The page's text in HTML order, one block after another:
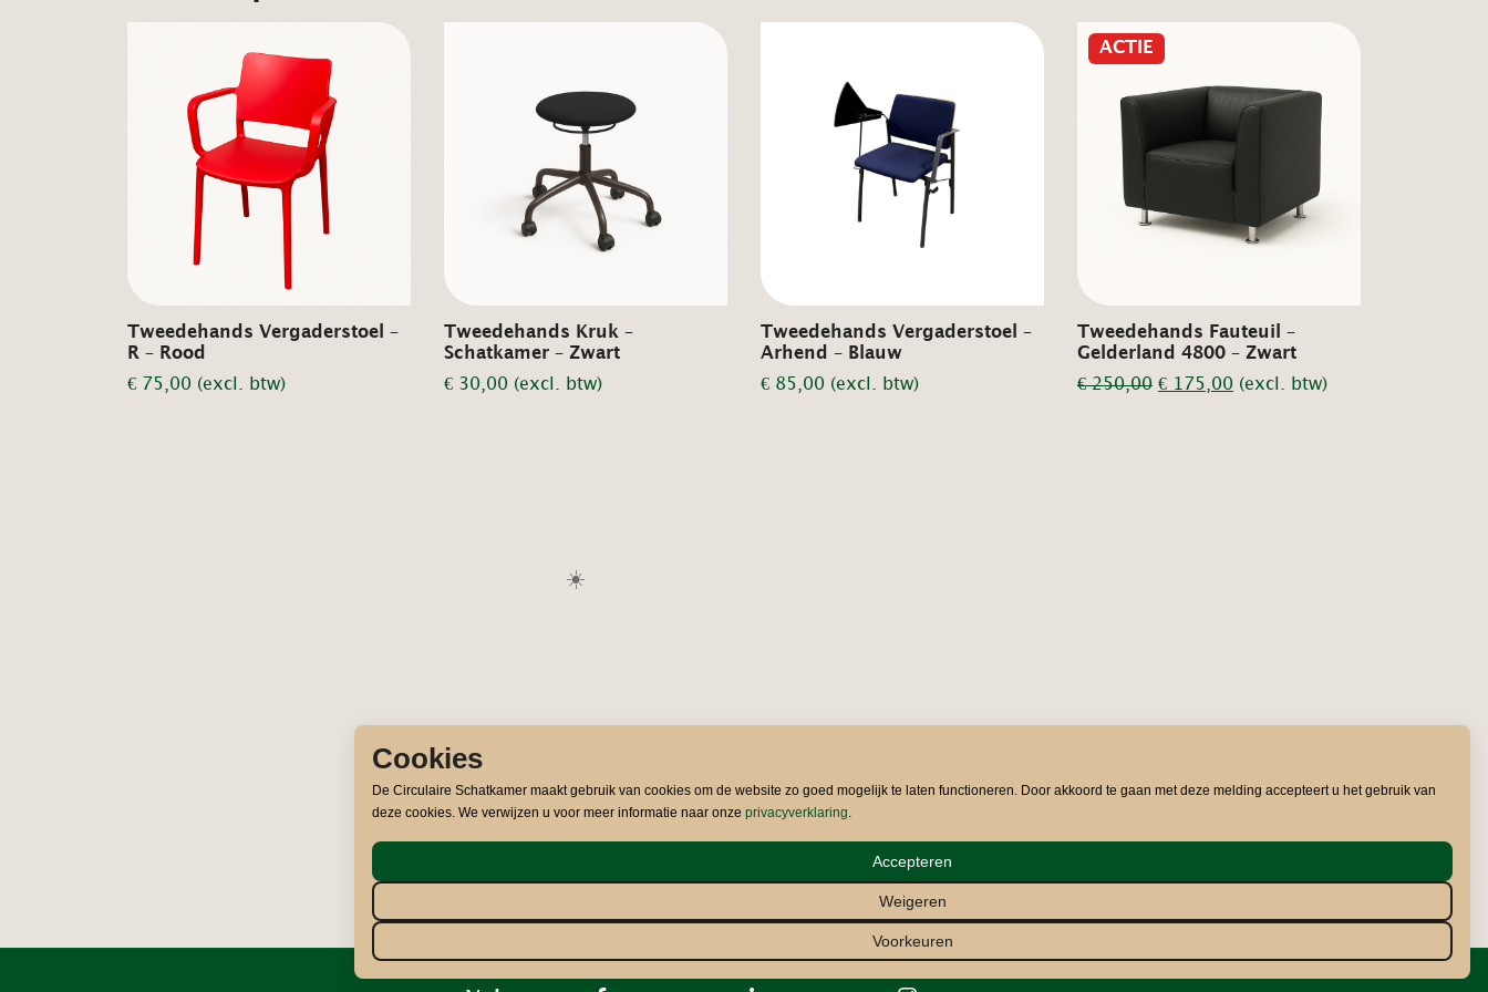
Tweedehands Vergaderstoel –
R – Rood
€ 75,00 (excl. btw)
Tweedehands Kruk –
Schatkamer – Zwart
€ 30,00 (excl. btw)
Tweedehands Vergaderstoel –
Arhend – Blauw
€ 85,00 (excl. btw)
ACTIE
Tweedehands Fauteuil –
Gelderland 4800 – Zwart
€250,00 Oorspronkelijke
€ 175,00 Huidige
(excl. btw)
Cookies
De Circulaire Schatkamer maakt gebruik van cookies om de website zo goed mogelijk te laten functioneren. Door akkoord te gaan met deze melding accepteert u het gebruik van
deze cookies. We verwijzen u voor meer informatie naar onze privacyverklaring.
Accepteren
Weigeren
Voorkeuren
☀️